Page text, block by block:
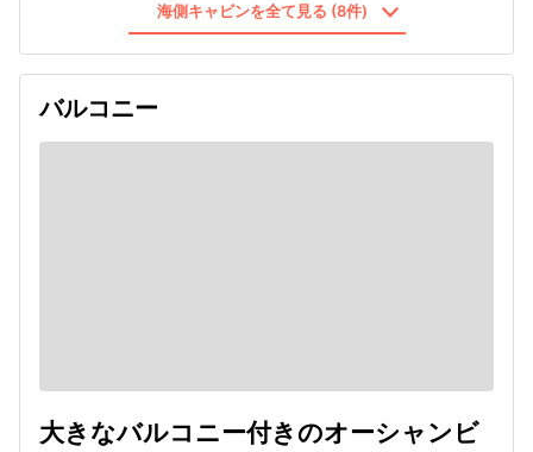
海側キャビンを全て見る (8件)
バルコニー
大きなバルコニー付きのオーシャンビ